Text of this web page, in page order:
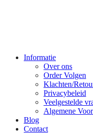
Informatie
Over ons
Order Volgen
Klachten/
Privacybeleid
Veelgestelde
Algemene
Blog
Contact